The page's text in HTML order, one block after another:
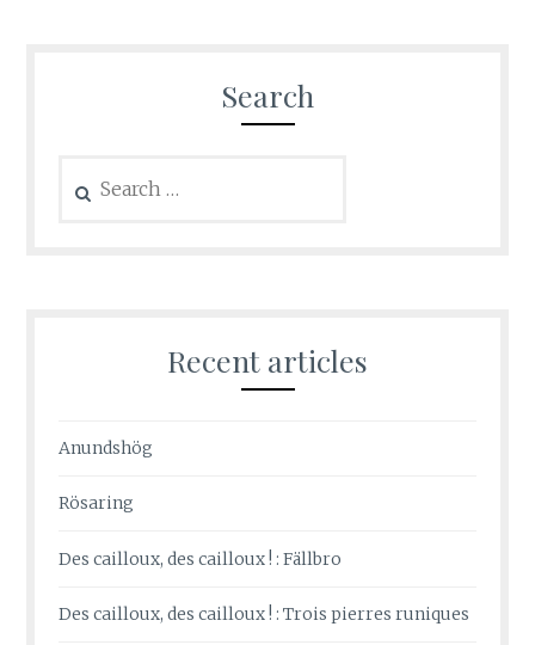
Search
for:
Recent articles
Anundshög
Rösaring
Des cailloux, des cailloux ! : Fällbro
Des cailloux, des cailloux ! : Trois pierres runiques